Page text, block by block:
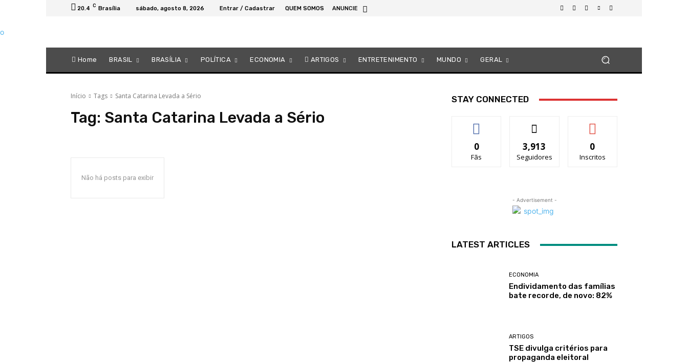
20.4 C Brasília sábado, agosto 8, 2026 Entrar / Cadastrar QUEM SOMOS ANUNCIE
Home BRASIL BRASÍLIA POLÍTICA ECONOMIA ARTIGOS ENTRETENIMENTO MUNDO GERAL
Início Tags Santa Catarina Levada a Sério
Tag: Santa Catarina Levada a Sério
Não há posts para exibir
STAY CONNECTED
0
Fãs
3,913
Seguidores
0
Inscritos
- Advertisement -
LATEST ARTICLES
ECONOMIA
Endividamento das famílias
bate recorde, de novo: 82%
ARTIGOS
TSE divulga critérios para
propaganda eleitoral